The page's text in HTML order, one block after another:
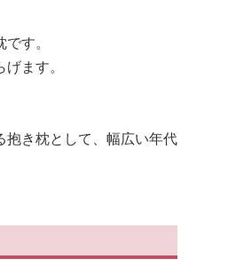
す。
ます。
き枕として、幅広い年代